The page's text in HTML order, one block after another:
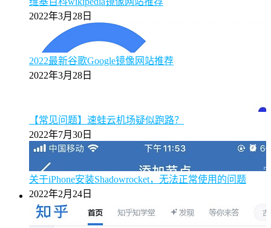
2022年3月28日
2022最新谷歌Google镜像网站推荐
2022年3月28日
【常见问题】速蛙云机场疑似跑路？
2022年7月30日
关于iPhone安装Shadowrocket，无法正常使用的问题
2022年2月24日